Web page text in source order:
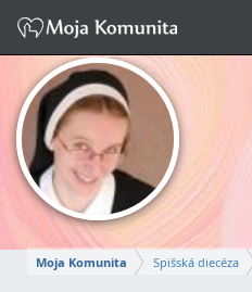
Moja Komunita Spišská diecéza